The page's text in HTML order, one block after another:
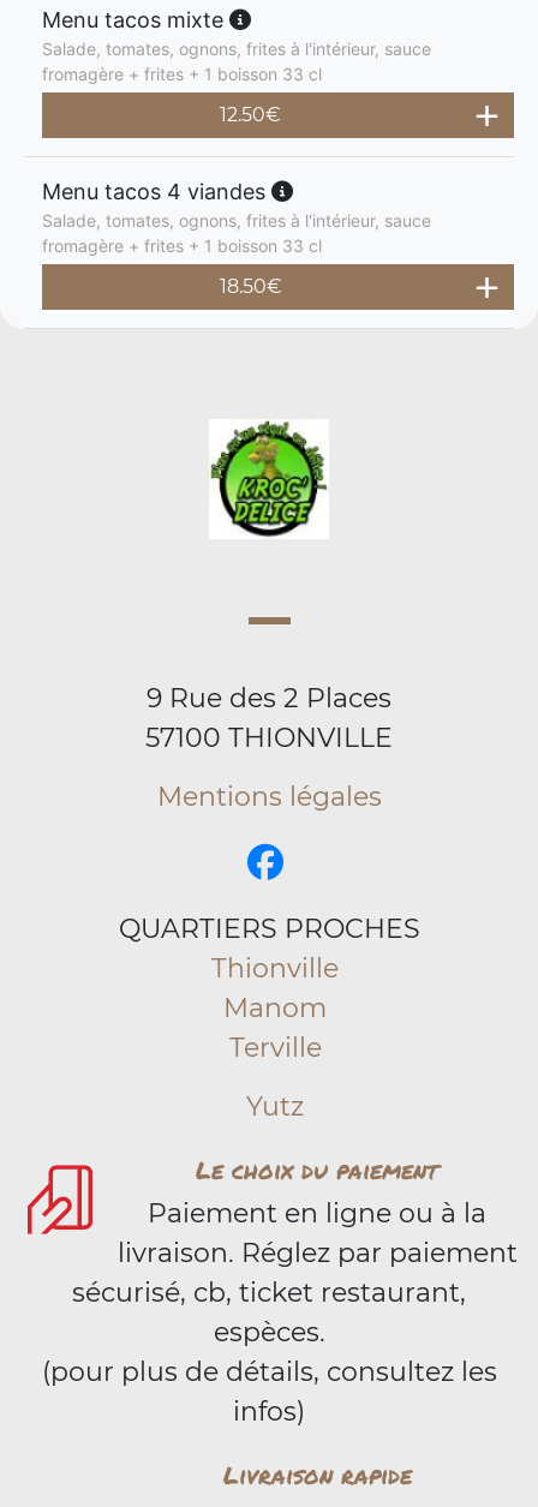
Menu tacos mixte
Salade, tomates, ognons, frites à l'intérieur, sauce
fromagère + frites + 1 boisson 33 cl
12.50€
Menu tacos 4 viandes
Salade, tomates, ognons, frites à l'intérieur, sauce
fromagère + frites + 1 boisson 33 cl
18.50€
9 Rue des 2 Places
57100 THIONVILLE
Mentions légales
QUARTIERS PROCHES
Thionville
Manom
Terville
Yutz
Le choix du paiement
Paiement en ligne ou à la
livraison. Réglez par paiement
sécurisé, cb, ticket restaurant,
espèces.
(pour plus de détails, consultez les
infos)
Livraison rapide